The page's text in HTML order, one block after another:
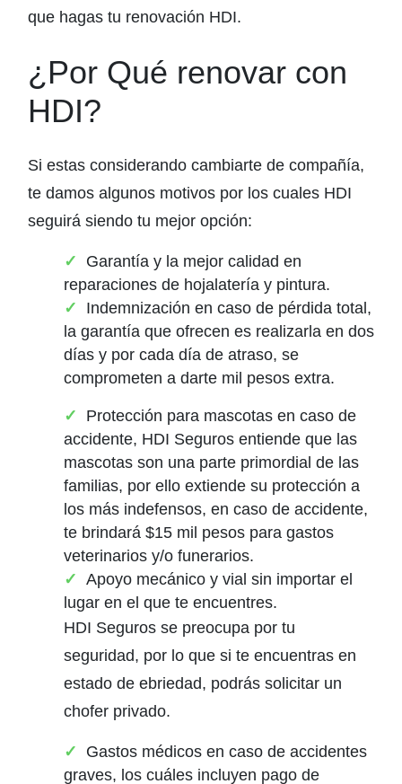
que hagas tu renovación HDI.
¿Por Qué renovar con
HDI?
Si estas considerando cambiarte de compañía,
te damos algunos motivos por los cuales HDI
seguirá siendo tu mejor opción:
Garantía y la mejor calidad en
reparaciones de hojalatería y pintura.
Indemnización en caso de pérdida total,
la garantía que ofrecen es realizarla en dos
días y por cada día de atraso, se
comprometen a darte mil pesos extra.
Protección para mascotas en caso de
accidente, HDI Seguros entiende que las
mascotas son una parte primordial de las
familias, por ello extiende su protección a
los más indefensos, en caso de accidente,
te brindará $15 mil pesos para gastos
veterinarios y/o funerarios.
Apoyo mecánico y vial sin importar el
lugar en el que te encuentres.
HDI Seguros se preocupa por tu
seguridad, por lo que si te encuentras en
estado de ebriedad, podrás solicitar un
chofer privado.
Gastos médicos en caso de accidentes
graves, los cuáles incluyen pago de